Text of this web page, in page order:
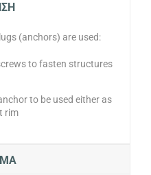
(anchors) are used:
to fasten structures
to be used either as
rim